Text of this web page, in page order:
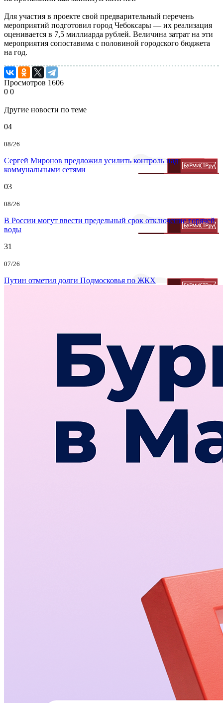
Для участия в проекте свой предварительный перечень
мероприятий подготовил город Чебоксары — их реализация
оценивается в 7,5 миллиарда рублей. Величина затрат на эти
мероприятия сопоставима с половиной городского бюджета
на год.
Просмотров 1606
0 0
Другие новости по теме
04
08/26
Сергей Миронов предложил усилить контроль над
коммунальными сетями
03
08/26
В России могут ввести предельный срок отключение горячей
воды
31
07/26
Путин отметил долги Подмосковья по ЖКХ